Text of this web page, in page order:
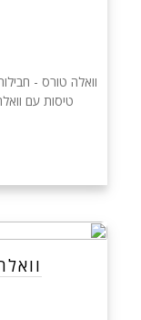
וואלה טורס -
טיסות עם